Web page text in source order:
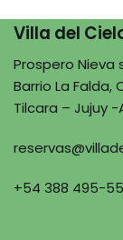
Villa del
Prospero Nieva
Barrio La Falda,
Tilcara – Jujuy
+54 388 495-